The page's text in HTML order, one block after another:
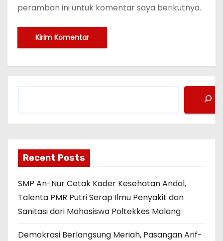
peramban ini untuk komentar saya berikutnya.
Recent Posts
SMP An-Nur Cetak Kader Kesehatan Andal,
Talenta PMR Putri Serap Ilmu Penyakit dan
Sanitasi dari Mahasiswa Poltekkes Malang
Demokrasi Berlangsung Meriah, Pasangan Arif-